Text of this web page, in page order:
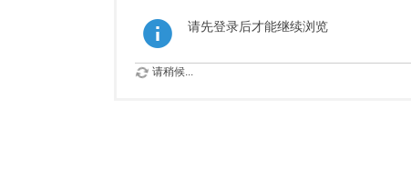
请先登录后才能继续浏览
请稍候...